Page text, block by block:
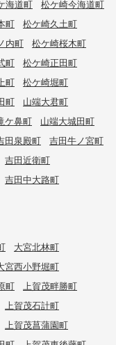
海道町
松ケ崎今海道町
町
松ケ崎久土町
内町
松ケ崎桜木町
町
松ケ崎正田町
町
松ケ崎堀町
町
山端大君町
ケ鼻町
山端大城田町
田泉殿町
吉田牛ノ宮町
吉田近衛町
吉田中大路町
大宮北林町
宮西小野堀町
町
上賀茂畔勝町
上賀茂石計町
上賀茂菖蒲園町